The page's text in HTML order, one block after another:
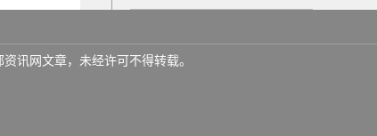
讯网文章，未经许可不得转载。